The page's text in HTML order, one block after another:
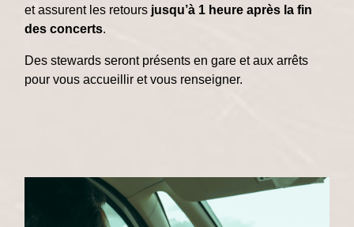
et assurent les retours jusqu’à 1 heure après la fin
des concerts.
Des stewards seront présents en gare et aux arrêts
pour vous accueillir et vous renseigner.